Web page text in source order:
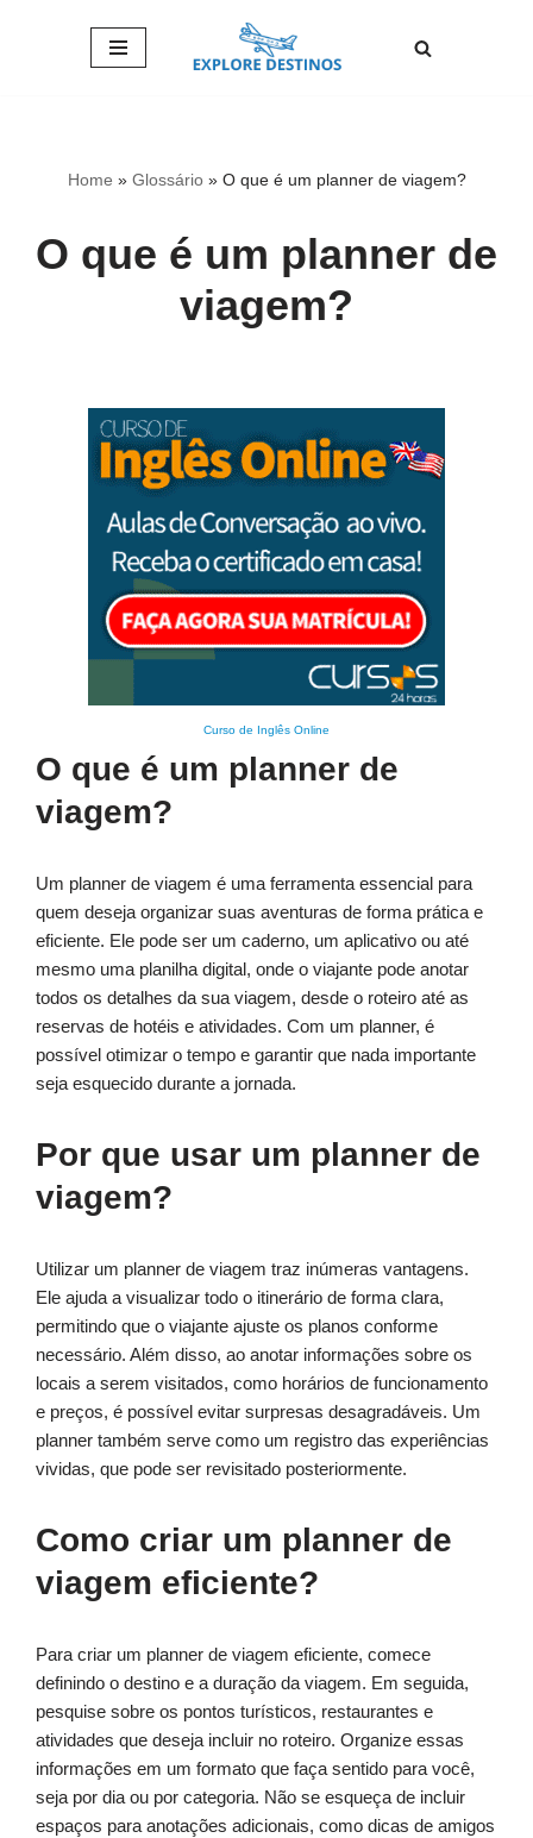
Home » Glossário» O que é um planner de viagem?
O que é um planner de
viagem?
Curso de Inglês Online
O que é um planner de
viagem?
Um planner de viagem é uma ferramenta essencial para
quem deseja organizar suas aventuras de forma prática e
eficiente. Ele pode ser um caderno, um aplicativo ou até
mesmo uma planilha digital, onde o viajante pode anotar
todos os detalhes da sua viagem, desde o roteiro até as
reservas de hotéis e atividades. Com um planner, é
possível otimizar o tempo e garantir que nada importante
seja esquecido durante a jornada.
Por que usar um planner de
viagem?
Utilizar um planner de viagem traz inúmeras vantagens.
Ele ajuda a visualizar todo o itinerário de forma clara,
permitindo que o viajante ajuste os planos conforme
necessário. Além disso, ao anotar informações sobre os
locais a serem visitados, como horários de funcionamento
e preços, é possível evitar surpresas desagradáveis. Um
planner também serve como um registro das experiências
vividas, que pode ser revisitado posteriormente.
Como criar um planner de
viagem eficiente?
Para criar um planner de viagem eficiente, comece
definindo o destino e a duração da viagem. Em seguida,
pesquise sobre os pontos turísticos, restaurantes e
atividades que deseja incluir no roteiro. Organize essas
informações em um formato que faça sentido para você,
seja por dia ou por categoria. Não se esqueça de incluir
espaços para anotações adicionais, como dicas de amigos